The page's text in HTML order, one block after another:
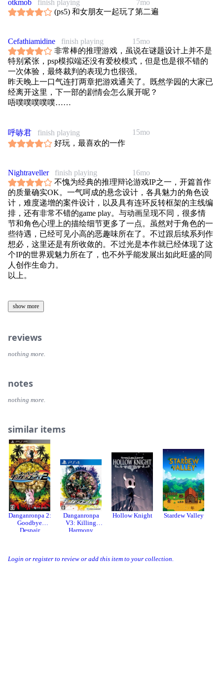
Login or register to review or add this item to your collection.
最后过于正能量了😂
操作上有时候会有些迷惑
不可以接受的就是对于某些女性角色的绘画 胸一定要很大
吗😐就像是隔壁千寻姐 干吗一定要这样呢。。。
7mo
otkmob
finish playing
(ps5) 和女朋友一起玩了第二遍
15mo
Cefathiamidine
finish playing
非常棒的推理游戏，虽说在谜题设计上并不是
特别紧张，psp模拟端还没有爱校模式，但是也是很不错的
一次体验，最终裁判的表现力也很强。
昨天晚上一口气连打两章把游戏通关了。既然学园的大家已
经离开这里，下一部的剧情会怎么展开呢？
唔噗噗噗噗噗……
15mo
呼哧君
finish playing
好玩，最喜欢的一作
16mo
Nightraveller
finish playing
不愧为经典的推理辩论游戏IP之一，开篇首作
的质量确实OK。一气呵成的悬念设计，各具魅力的角色设
计，难度递增的案件设计，以及具有连环反转框架的主线编
排，还有非常不错的game play。与动画呈现不同，很多情
节和角色心理上的描绘细节更多了一点。虽然对于角色的一
些待遇，已经可见小高的恶趣味所在了。不过跟后续系列作
想必，这里还是有所收敛的。不过光是本作就已经体现了这
个IP的世界观魅力所在了，也不外乎能发展出如此旺盛的同
人创作生命力。
以上。
show more
reviews
nothing more.
notes
nothing more.
similar items
Danganronpa 2:
Goodbye
Despair
Danganronpa
V3: Killing
Harmony
Hollow Knight Stardew Valley